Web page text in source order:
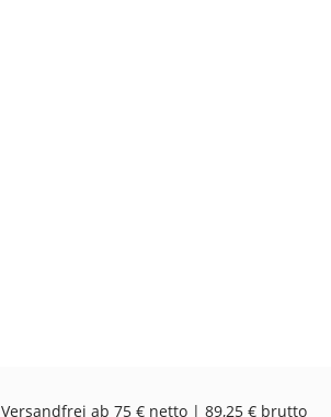
Versandfrei ab 75 € netto | 89,25 € brutto